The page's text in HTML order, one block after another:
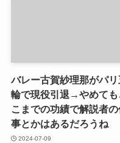
バレー古賀紗理那がパリ
輪で現役引退→やめても
こまでの功績で解説者
事とかはあるだろうね
2024-07-09